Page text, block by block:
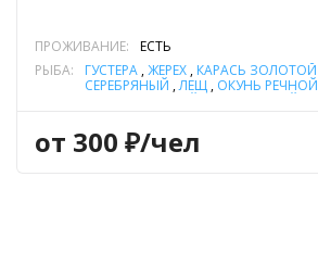
ПРОЖИВАНИЕ:
ЕСТЬ
РЫБА:
ГУСТЕРА ,ЖЕРЕХ , КАРАСЬ ЗОЛОТОЙ
СЕРЕБРЯНЫЙ ,ЛЕЩ , ОКУНЬ РЕЧНОЙ
от 300 ₽/чел